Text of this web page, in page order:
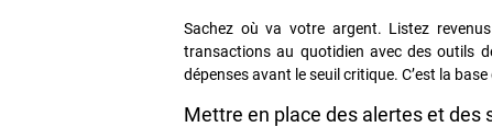
Sachez où va votre argent. Listez
transactions au quotidien avec des outils
dépenses avant le seuil critique. C’est la base
Mettre en place des alertes et des